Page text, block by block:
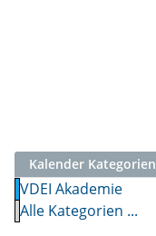
Kalender Kategorien
VDEI Akademie
Alle Kategorien ...